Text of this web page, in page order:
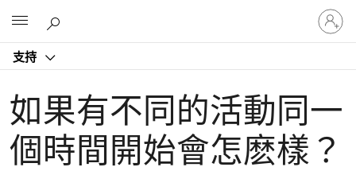
支持
登
入
您
如果有不同的活動同一
個時間開始會怎麽樣？